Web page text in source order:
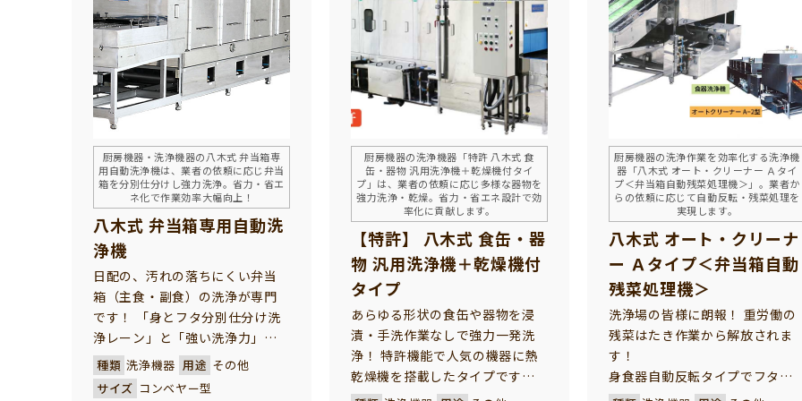
厨房機器・洗浄機器の八木式 弁当箱専
用自動洗浄機は、業者の依頼に応じ弁当
箱を分別仕分けし強力洗浄。省力・省エ
ネ化で作業効率大幅向上！
八木式 弁当箱専用自動洗
浄機
日配の、汚れの落ちにくい弁当
箱（主食・副食）の洗浄が専門
です！ 「身とフタ分別仕分け洗
浄レーン」と「強い洗浄力」に
特長あり！
汚れの落ちにくい、日配弁当箱
種類 洗浄機器 用途 その他
サイズ コンベヤー型
厨房機器の洗浄機器「特許 八木式 食
缶・器物 汎用洗浄機＋乾燥機付タイ
プ」は、業者の依頼に応じ多様な器物を
強力洗浄・乾燥。省力・省エネ設計で効
率化に貢献します。
【特許】 八木式 食缶・器
物 汎用洗浄機＋乾燥機付
タイプ
あらゆる形状の食缶や器物を浸
漬・手洗作業なしで強力一発洗
浄！ 特許機能で人気の機器に熱
乾燥機を搭載したタイプです！
和食器を初めバット、食缶類、
厨房機器の洗浄作業を効率化する洗浄機
器「八木式 オート・クリーナー Ａタイ
プ＜弁当箱自動残菜処理機＞」。業者か
らの依頼に応じて自動反転・残菜処理を
実現します。
八木式 オート・クリーナ
ー Ａタイプ＜弁当箱自動
残菜処理機＞
洗浄場の皆様に朗報！ 重労働の
残菜はたき作業から解放されま
す！
身食器自動反転タイプでフタを
取り、弁当箱を並べるだけで、後